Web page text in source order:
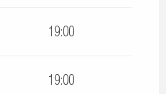
19:00
19:00